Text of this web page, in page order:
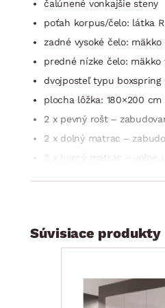
čalúnené vonkajšie steny
poťah korpus/čelo: látka
zadné vysoké čelo: mäkko
predné nízke čelo: mäkko
dvojposteľ typu boxspring
plocha lôžka: 180×200 cm
2 x pevný rošt –
2 x dolný matrac –
2 x horný matrac – voľne
ložnej plochy –
výška lôžka: cca 63 cm
2× úložný priestor v
Súvisiace produkty